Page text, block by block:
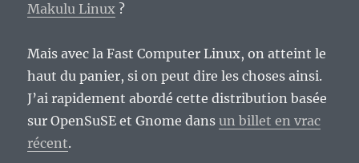
Makulu Linux ?
Mais avec la Fast Computer Linux, on atteint le
haut du panier, si on peut dire les choses ainsi.
J’ai rapidement abordé cette distribution basée
sur OpenSuSE et Gnome dansun billet en vrac
récent.